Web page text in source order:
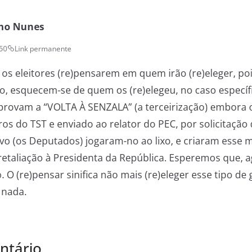
Nunes
Link permanente
eleitores (re)pensarem em quem irão (re)eleger,
esquecem-se de quem os (re)elegeu, no caso
a “VOLTA À SENZALA” (a terceirização)
do TST e enviado ao relator do PEC, por solicitação
(os Deputados) jogaram-no ao lixo, e criaram esse
à Presidenta da República. Esperemos que,
O (re)pensar sinifica não mais (re)eleger esse tipo de